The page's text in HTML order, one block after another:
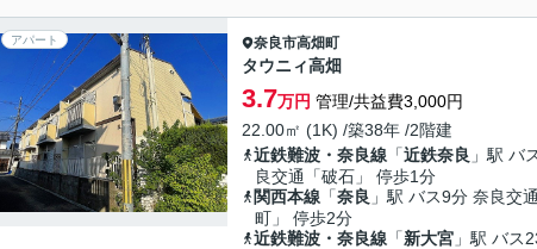
アパート 奈良市高畑町
タウニィ高畑
3.7万円 管理/共益費3,000円
22.00㎡ (1K) /築38年 /2階建
近鉄難波・奈良線 「近鉄奈良 」駅 バ
良交通「破石」 停歩1分
関西本線 「奈良 」駅 バス9分 奈良交
町」 停歩2分
近鉄難波・奈良線 「新大宮 」駅 バス